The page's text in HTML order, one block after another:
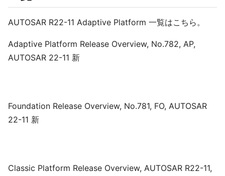
AUTOSAR R22-11 Adaptive Platform 一覧はこちら。
Adaptive Platform Release Overview, No.782, AP,
AUTOSAR 22-11 新
Foundation Release Overview, No.781, FO, AUTOSAR
22-11 新
Classic Platform Release Overview, AUTOSAR R22-11,